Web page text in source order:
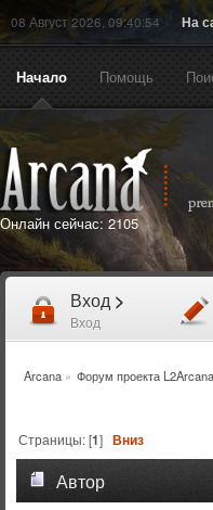
08 Август 2026, 09:40:54 На
Начало Помощь
Онлайн сейчас: 2105
Вход >
Вход
Arcana» Форум проекта
Страницы: [1]Вниз
Автор